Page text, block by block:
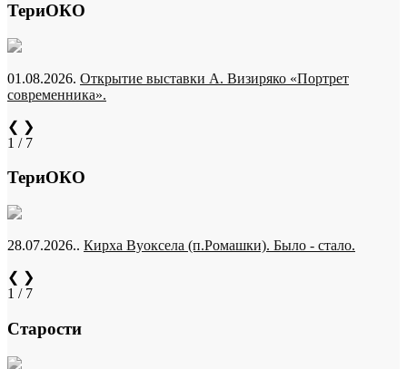
ТериОКО
01.08.2026. Открытие выставки А. Визиряко «Портрет
современника».
❮ ❯
1 / 7
ТериОКО
28.07.2026.. Кирха Вуоксела (п.Ромашки). Было - стало.
❮ ❯
1 / 7
Старости